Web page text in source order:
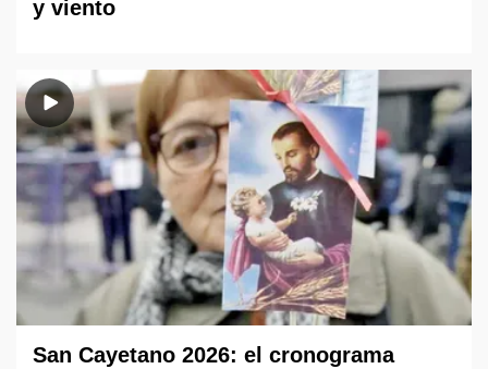
y viento
San Cayetano 2026: el cronograma